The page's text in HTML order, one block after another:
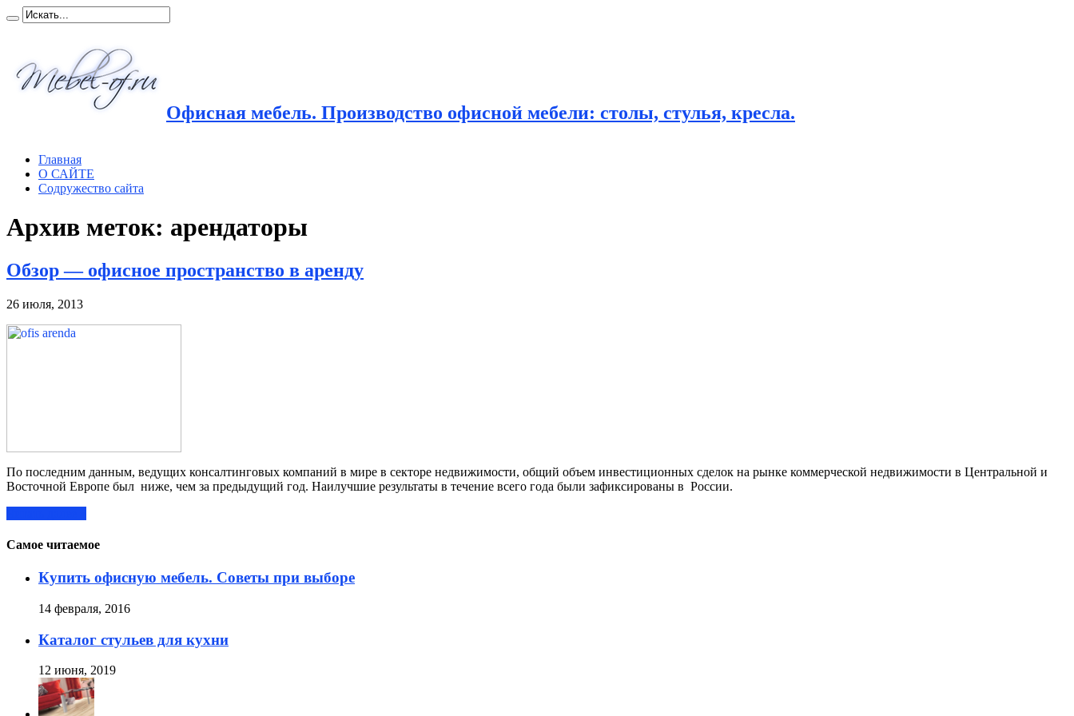
Офисная мебель. Производство офисной мебели: столы, стулья, кресла.
Главная
О САЙТЕ
Содружество сайта
Архив меток: арендаторы
Обзор — офисное пространство в аренду
26 июля, 2013
По последним данным, ведущих консалтинговых компаний в мире в секторе недвижимости, общий объем инвестиционных сделок на рынке коммерческой недвижимости в Центральной и
Восточной Европе был ниже, чем за предыдущий год. Наилучшие результаты в течение всего года были зафиксированы в России.
Самое читаемое
Купить офисную мебель. Советы при выборе
14 февраля, 2016
Каталог стульев для кухни
12 июня, 2019